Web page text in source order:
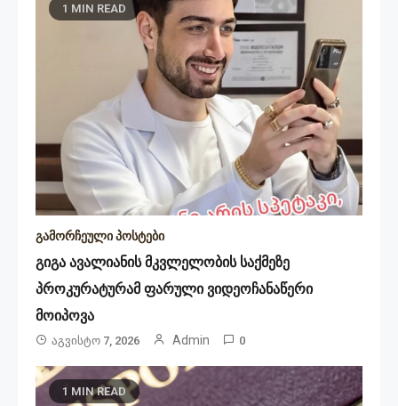
1 MIN READ
გამორჩეული პოსტები
გიგა ავალიანის მკვლელობის საქმეზე
პროკურატურამ ფარული ვიდეოჩანაწერი
მოიპოვა
Აგვისტო 7, 2026 Admin 0
1 MIN READ